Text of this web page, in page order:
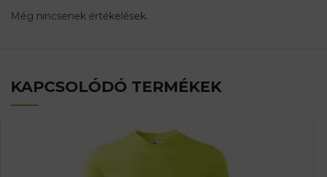
Még nincsenek értékelések.
KAPCSOLÓDÓ TERMÉKEK